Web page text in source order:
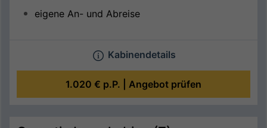
eigene An- und Abreise
Kabinendetails
1.020 € p.P. | Angebot prüfen